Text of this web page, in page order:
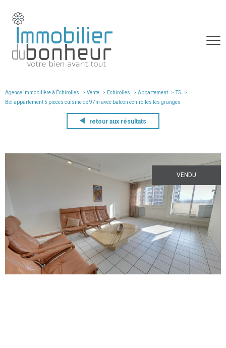
Agence immobilière à Échirolles Vente Echirolles Appartement
T5
bel appartement 5 pieces cuisine de 97m avec balcon echirolles les granges
retour aux résultats
VENDU